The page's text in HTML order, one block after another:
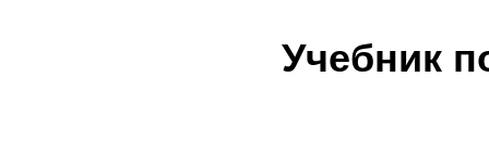
Учебник